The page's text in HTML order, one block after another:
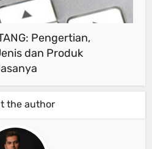
Pengertian,
dan Produk
the author